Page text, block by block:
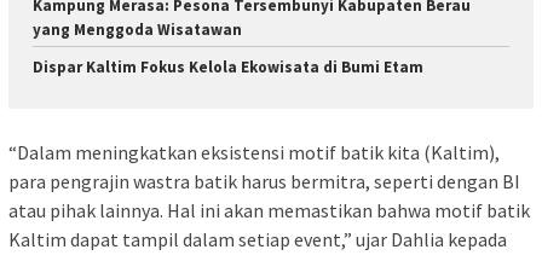
Kampung Merasa: Pesona Tersembunyi Kabupaten Berau
yang Menggoda Wisatawan
Dispar Kaltim Fokus Kelola Ekowisata di Bumi Etam
“Dalam meningkatkan eksistensi motif batik kita (Kaltim),
para pengrajin wastra batik harus bermitra, seperti dengan BI
atau pihak lainnya. Hal ini akan memastikan bahwa motif batik
Kaltim dapat tampil dalam setiap event,” ujar Dahlia kepada